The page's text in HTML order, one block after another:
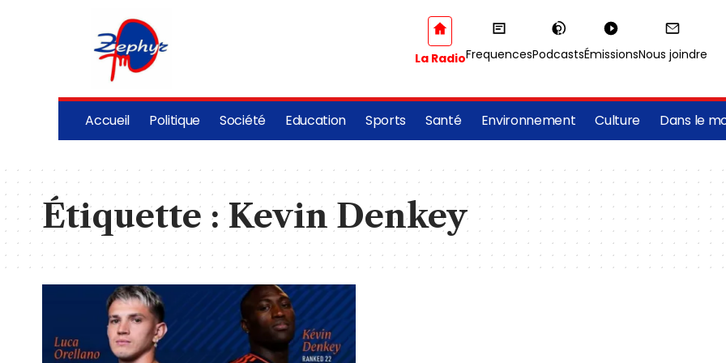
La RadioFrequencesPodcastsÉmissionsNous joindre
Accueil Politique Société Education Sports Santé Environnement Culture Dans le
Étiquette :Kevin Denkey